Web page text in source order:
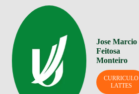
Jose Marcio
Feitosa
Monteiro
CURRICULO
LATTES